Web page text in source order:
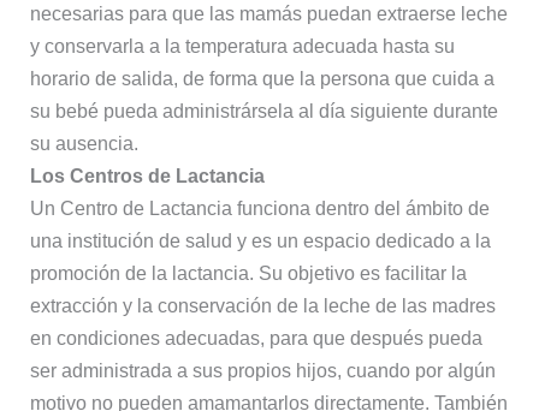
necesarias para que las mamás puedan extraerse leche
y conservarla a la temperatura adecuada hasta su
horario de salida, de forma que la persona que cuida a
su bebé pueda administrársela al día siguiente durante
su ausencia.
Los Centros de Lactancia
Un Centro de Lactancia funciona dentro del ámbito de
una institución de salud y es un espacio dedicado a la
promoción de la lactancia. Su objetivo es facilitar la
extracción y la conservación de la leche de las madres
en condiciones adecuadas, para que después pueda
ser administrada a sus propios hijos, cuando por algún
motivo no pueden amamantarlos directamente. También